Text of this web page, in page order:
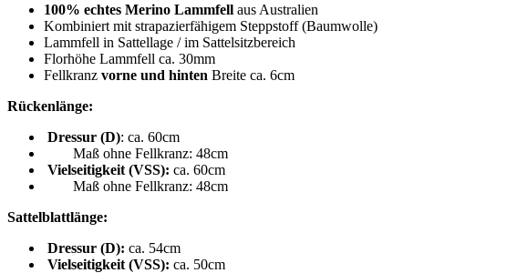
100% echtes Merino Lammfell aus Australien
Kombiniert mit strapazierfähigem Steppstoff (Baumwolle)
Lammfell in Sattellage / im Sattelsitzbereich
Florhöhe Lammfell ca. 30mm
Fellkranz vorne und hinten Breite ca. 6cm
Rückenlänge:
Dressur (D): ca. 60cm
Maß ohne Fellkranz: 48cm
Vielseitigkeit (VSS): ca. 60cm
Maß ohne Fellkranz: 48cm
Sattelblattlänge:
Dressur (D): ca. 54cm
Vielseitigkeit (VSS): ca. 50cm